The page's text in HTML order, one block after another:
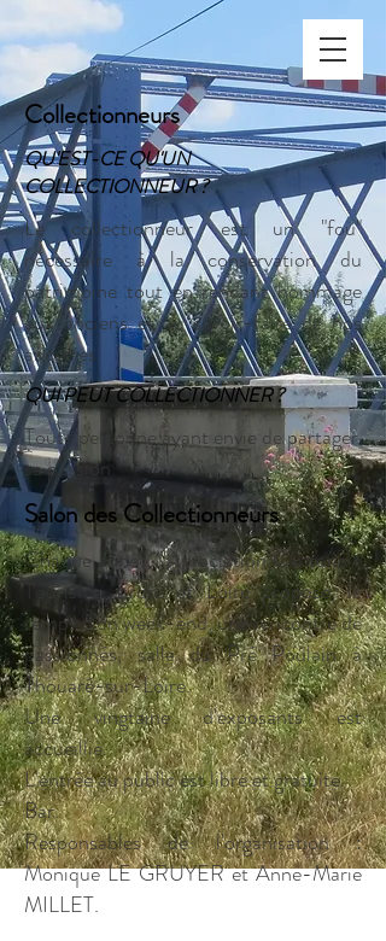
Collectionneurs
QU'EST-CE QU'UN
COLLECTIONNEUR ?
Le collectionneur est un "fou"
nécessaire à la conservation du
patrimoine tout en rendant hommage
aux anciens et au savoir-faire de nos
ancêtres.
QUI PEUT COLLECTIONNER ?
Toute personne ayant envie de partager
sa passion.
Salon des Collectionneurs
Chaque année, l'Association Cantonale
Tourisme Erdre et Loire propose, le
temps d'un week-end, une rencontre de
passionnés, salle du Pré Poulain à
Thouaré-sur-Loire.
Une vingtaine d'exposants est
accueillie.
L'entrée au public est libre et gratuite.
Bar.
Responsables de l'organisation :
Monique LE GRUYER et Anne-Marie
MILLET.